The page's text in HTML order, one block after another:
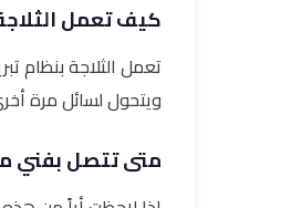
كيف تعمل
تعمل الثلاجة بنظام
ويتحول لسائل مرة
متى تتصل